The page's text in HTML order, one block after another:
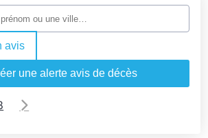
avis
une alerte avis de décès